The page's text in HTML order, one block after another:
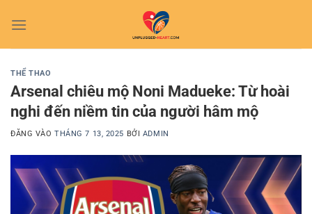
qua
THỂ THAO
Arsenal chiêu mộ Noni Madueke: Từ hoài
nghi đến niềm tin của người hâm mộ
ĐĂNG VÀOTHÁNG 7 13, 2025 BỞI ADMIN